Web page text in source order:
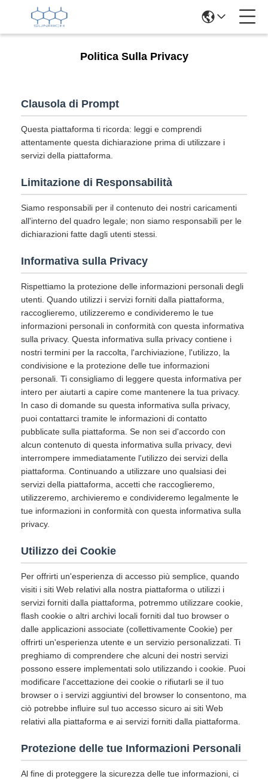
Politica Sulla Privacy
Clausola di Prompt
Questa piattaforma ti ricorda: leggi e comprendi
attentamente questa dichiarazione prima di utilizzare i
servizi della piattaforma.
Limitazione di Responsabilità
Siamo responsabili per il contenuto dei nostri caricamenti
all'interno del quadro legale; non siamo responsabili per le
dichiarazioni fatte dagli utenti stessi.
Informativa sulla Privacy
Rispettiamo la protezione delle informazioni personali degli
utenti. Quando utilizzi i servizi forniti dalla piattaforma,
raccoglieremo, utilizzeremo e condivideremo le tue
informazioni personali in conformità con questa informativa
sulla privacy. Questa informativa sulla privacy contiene i
nostri termini per la raccolta, l'archiviazione, l'utilizzo, la
condivisione e la protezione delle tue informazioni
personali. Ti consigliamo di leggere questa informativa per
intero per aiutarti a capire come mantenere la tua privacy.
In caso di domande su questa informativa sulla privacy,
puoi contattarci tramite le informazioni di contatto
pubblicate sulla piattaforma. Se non sei d'accordo con
alcun contenuto di questa informativa sulla privacy, devi
interrompere immediatamente l'utilizzo dei servizi della
piattaforma. Continuando a utilizzare uno qualsiasi dei
servizi della piattaforma, accetti che raccoglieremo,
utilizzeremo, archivieremo e condivideremo legalmente le
tue informazioni in conformità con questa informativa sulla
privacy.
Utilizzo dei Cookie
Per offrirti un'esperienza di accesso più semplice, quando
visiti i siti Web relativi alla nostra piattaforma o utilizzi i
servizi forniti dalla piattaforma, potremmo utilizzare cookie,
flash cookie o altri archivi locali forniti dal tuo browser o
dalle applicazioni associate (collettivamente Cookie) per
offrirti un'esperienza utente e un servizio personalizzati. Ti
preghiamo di comprendere che alcuni dei nostri servizi
possono essere implementati solo utilizzando i cookie. Puoi
modificare l'accettazione dei cookie o rifiutarli se il tuo
browser o i servizi aggiuntivi del browser lo consentono, ma
ciò potrebbe influire sul tuo accesso sicuro ai siti Web
relativi alla piattaforma e ai servizi forniti dalla piattaforma.
Protezione delle tue Informazioni Personali
Al fine di proteggere la sicurezza delle tue informazioni, ci